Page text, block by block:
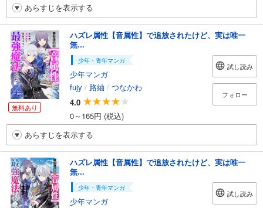
あらすじを表示する
無料あり
ハズレ属性【音属性】で追放されたけど、実は唯一
無...
少年・青年マンガ
少年マンガ
fujy / 路紬 / つなかわ
4.0
0～165円 (税込)
試し読み
フォロー
あらすじを表示する
ハズレ属性【音属性】で追放されたけど、実は唯一
無...
少年・青年マンガ
少年マンガ
試し読み